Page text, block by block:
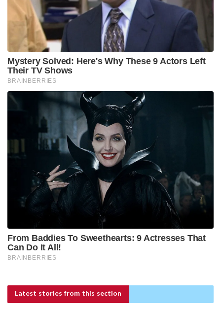
Latest stories from this section